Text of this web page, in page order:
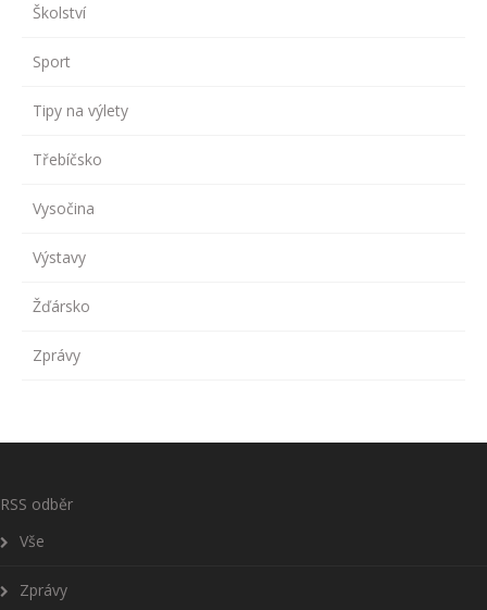
Školství
Sport
Tipy na výlety
Třebíčsko
Vysočina
Výstavy
Žďársko
Zprávy
RSS odběr
Vše
Zprávy